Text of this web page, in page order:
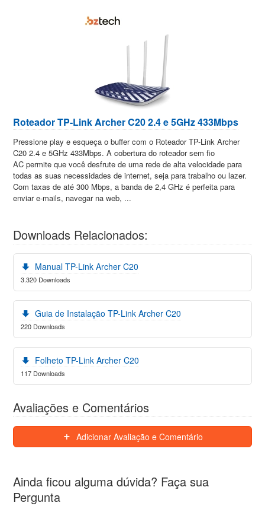
Roteador TP-Link Archer C20 2.4 e 5GHz 433Mbps
Pressione play e esqueça o buffer com o Roteador TP-Link Archer
C20 2.4 e 5GHz 433Mbps. A cobertura do roteador sem fio
AC permite que você desfrute de uma rede de alta velocidade para
todas as suas necessidades de internet, seja para trabalho ou lazer.
Com taxas de até 300 Mbps, a banda de 2,4 GHz é perfeita para
enviar e-mails, navegar na web, ...
Downloads Relacionados:
Manual TP-Link Archer C20
3.320 Downloads
Guia de Instalação TP-Link Archer C20
220 Downloads
Folheto TP-Link Archer C20
117 Downloads
Avaliações e Comentários
Adicionar Avaliação e Comentário
Ainda ficou alguma dúvida? Faça sua
Pergunta